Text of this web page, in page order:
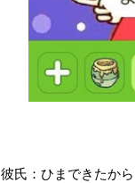
彼氏：ひまできたか